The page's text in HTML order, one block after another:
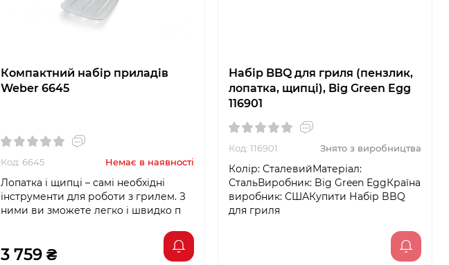
Компактний набір приладів
Weber 6645
Код: 6645 Немає в наявності
Лопатка і щипці – самі необхідні
інструменти для роботи з грилем. З
ними ви зможете легко і швидко п
3 759 ₴
Набір BBQ для гриля (пензлик,
лопатка, щипці), Big Green Egg
116901
Код: 116901 Знято з виробництва
Колір: СталевийМатеріал:
СтальВиробник: Big Green EggКраїна
виробник: СШАКупити Набір BBQ
для гриля